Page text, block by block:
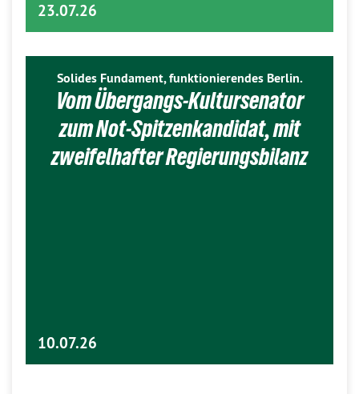
23.07.26
Solides Fundament, funktionierendes Berlin.
Vom Übergangs-Kultursenator
zum Not-Spitzenkandidat, mit
zweifelhafter Regierungsbilanz
10.07.26